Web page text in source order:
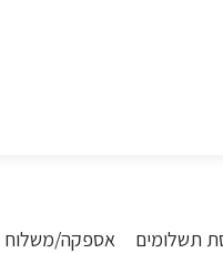
תשלומים אספקה/משלוח